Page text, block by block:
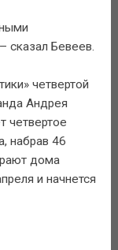
сказал Бевеев.
четвертой
Андрея
четвертое
набрав 46
дома
и начнется